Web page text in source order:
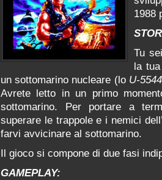
1988
Tu
la
un sottomarino nucleare (lo U-5544
Avrete letto in un primo
sottomarino. Per portare a
superare le trappole e i nemici
farvi avvicinare al sottomarino.
Il gioco si compone di due fasi
GAMEPLAY: